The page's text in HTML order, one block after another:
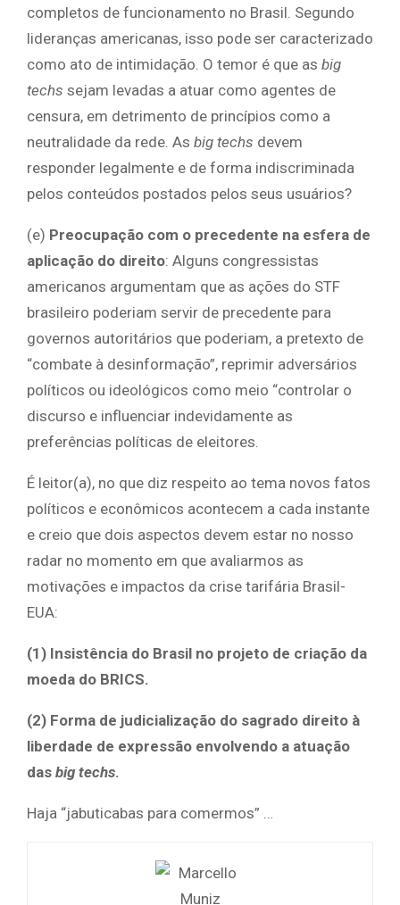
completos de funcionamento no Brasil. Segundo
lideranças americanas, isso pode ser caracterizado
como ato de intimidação. O temor é que as big
techs sejam levadas a atuar como agentes de
censura, em detrimento de princípios como a
neutralidade da rede. As big techs devem
responder legalmente e de forma indiscriminada
pelos conteúdos postados pelos seus usuários?
(e) Preocupação com o precedente na esfera de
aplicação do direito: Alguns congressistas
americanos argumentam que as ações do STF
brasileiro poderiam servir de precedente para
governos autoritários que poderiam, a pretexto de
“combate à desinformação”, reprimir adversários
políticos ou ideológicos como meio “controlar o
discurso e influenciar indevidamente as
preferências políticas de eleitores.
É leitor(a), no que diz respeito ao tema novos fatos
políticos e econômicos acontecem a cada instante
e creio que dois aspectos devem estar no nosso
radar no momento em que avaliarmos as
motivações e impactos da crise tarifária Brasil-
EUA:
(1) Insistência do Brasil no projeto de criação da
moeda do BRICS.
(2) Forma de judicialização do sagrado direito à
liberdade de expressão envolvendo a atuação
das big techs.
Haja “jabuticabas para comermos” …